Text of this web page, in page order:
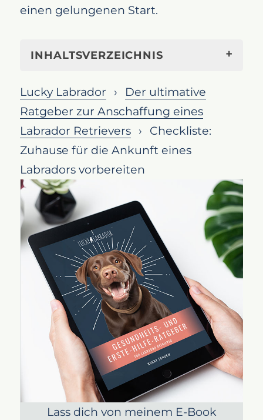
einen gelungenen Start.
INHALTSVERZEICHNIS
Zuhauses für die Ankunft eines
Labradors
Sicherheit für deinen Labrador an
erster Stelle
Den richtigen Platz für deinen
Labrador Welpen finden
Ausreichend Spielzeug für deinen
Labrador Welpen
Futter und Wassernapf für deinen
Labrador Welpen
Halsband, Leine und Co. für
deinen Labrador Welpen
Lucky Labrador
Der ultimative
Ratgeber zur Anschaffung eines
Labrador Retrievers
Checkliste:
Zuhause für die Ankunft eines
Labradors vorbereiten
Lass dich von meinem E-Book